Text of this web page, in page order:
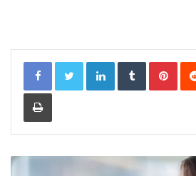
LinkedInTumblr
Print